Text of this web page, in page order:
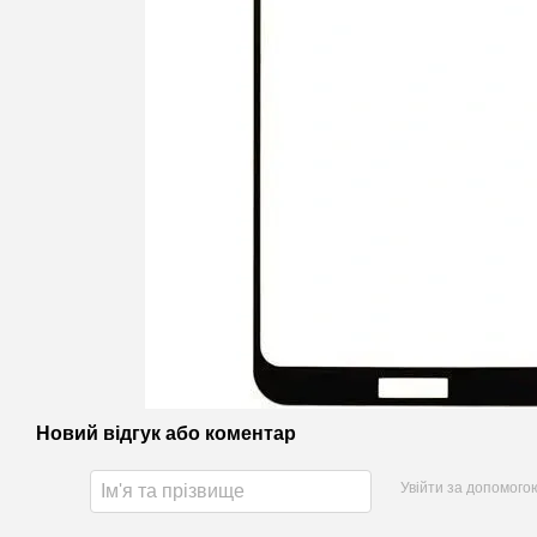
Новий відгук або коментар
Увійти за